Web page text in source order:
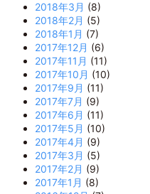
2018年3月 (8)
2018年2月 (5)
2018年1月 (7)
2017年12月 (6)
2017年11月 (11)
2017年10月 (10)
2017年9月 (11)
2017年7月 (9)
2017年6月 (11)
2017年5月 (10)
2017年4月 (9)
2017年3月 (5)
2017年2月 (9)
2017年1月 (8)